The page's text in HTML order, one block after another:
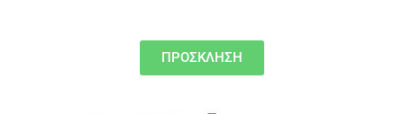
ΠΡΟΣΚΛΗΣΗ